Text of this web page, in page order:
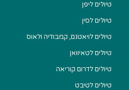
טיולים ליפן
טיולים לסין
טיולים לויאטנם, קמבודיה ולאוס
טיולים לטאיוואן
טיולים לדרום קוריאה
טיולים לטיבט